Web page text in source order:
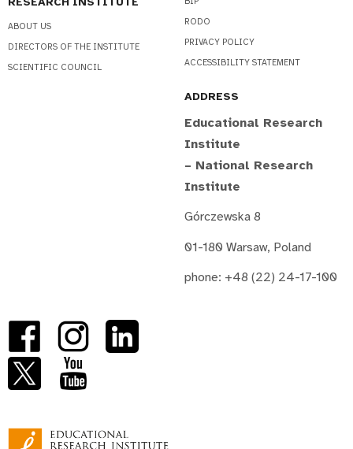
ABOUT US
DIRECTORS OF THE INSTITUTE
SCIENTIFIC COUNCIL
RODO
PRIVACY POLICY
ACCESSIBILITY STATEMENT
ADDRESS
Educational Research
Institute
– National Research
Institute
Górczewska 8
01-180 Warsaw, Poland
phone: +48 (22) 24-17-100